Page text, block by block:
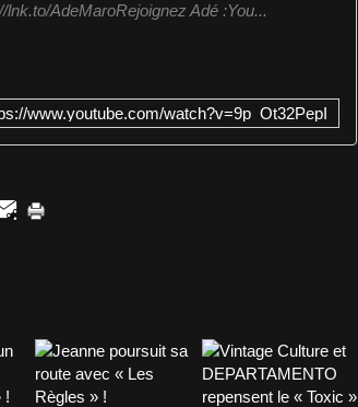
AdeMaroRejoignez Adé :You...
www.youtube.com/watch?v=9p_Ot32PepI